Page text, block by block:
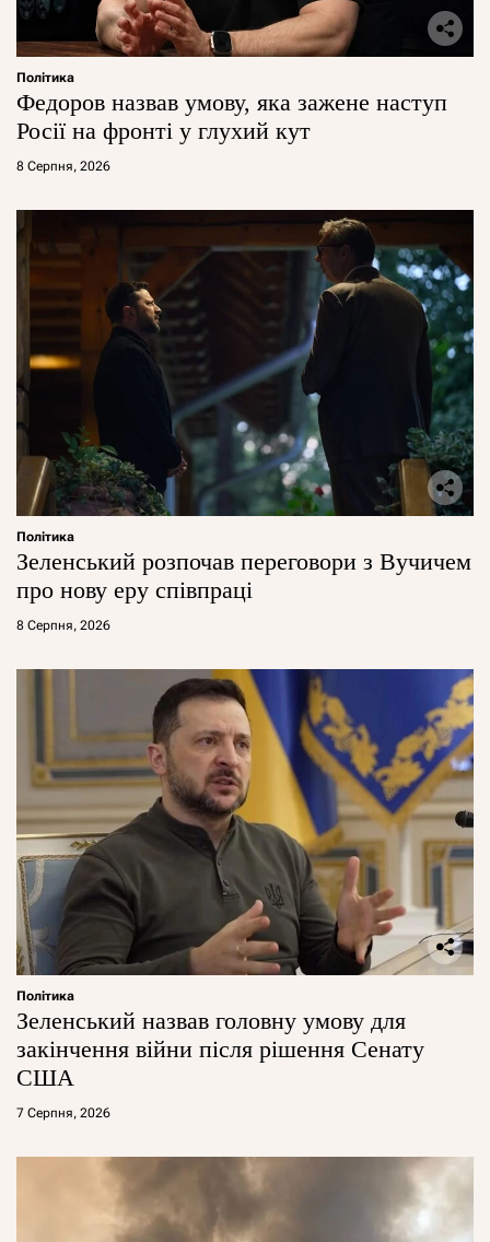
Політика
Федоров назвав умову, яка зажене наступ
Росії на фронті у глухий кут
8 Серпня, 2026
Політика
Зеленський розпочав переговори з Вучичем
про нову еру співпраці
8 Серпня, 2026
Політика
Зеленський назвав головну умову для
закінчення війни після рішення Сенату
США
7 Серпня, 2026